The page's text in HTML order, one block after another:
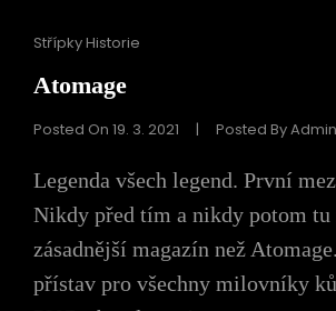
Cat
Střípky Historie
Atomage
Posted On 19. 3. 2021 | Posted By
Legenda všech legend. První
Nikdy před tím a nikdy potom tu
zásadnější magazín než
přístav pro všechny milovníky